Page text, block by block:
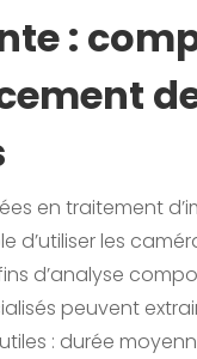
:
en traitement
d’utiliser les
d’analyse
peuvent
: durée